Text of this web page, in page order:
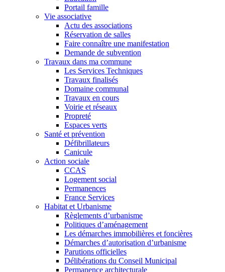
Portail famille
Vie associative
Actu des associations
Réservation de salles
Faire connaître une manifestation
Demande de subvention
Travaux dans ma commune
Les Services Techniques
Travaux finalisés
Domaine communal
Travaux en cours
Voirie et réseaux
Propreté
Espaces verts
Santé et prévention
Défibrillateurs
Canicule
Action sociale
CCAS
Logement social
Permanences
France Services
Habitat et Urbanisme
Règlements d’urbanisme
Politiques d’aménagement
Les démarches immobilières et foncières
Démarches d’autorisation d’urbanisme
Parutions officielles
Délibérations du Conseil Municipal
Permanence architecturale